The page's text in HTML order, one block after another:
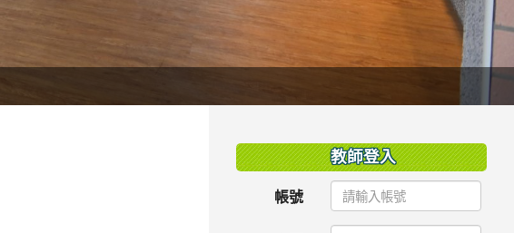
教師登入
帳號